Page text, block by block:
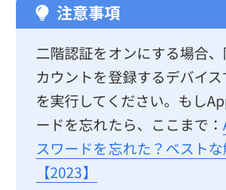
注意事項
二階認証をオンにする場合
カウントを登録するデバイ
を実行してください。もし
ードを忘れたら、ここまで：
スワードを忘れた？ベスト
【2023】